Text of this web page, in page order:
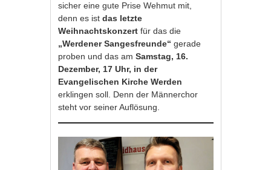
sicher eine gute Prise Wehmut mit,
denn es ist das letzte
Weihnachtskonzert für das die
„Werdener Sangesfreunde“ gerade
proben und das amSamstag, 16.
Dezember, 17 Uhr, in der
Evangelischen Kirche Werden
erklingen soll. Denn der Männerchor
steht vor seiner Auflösung.